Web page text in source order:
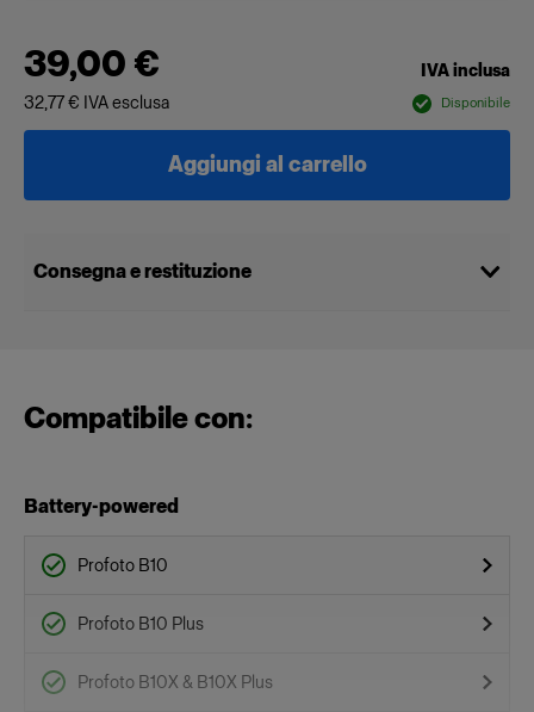
39,00 €
IVA inclusa
32,77 € IVA esclusa Disponibile
Aggiungi al carrello
Consegna e restituzione
Compatibile con:
Battery-powered
Profoto B10
Profoto B10 Plus
Profoto B10X & B10X Plus